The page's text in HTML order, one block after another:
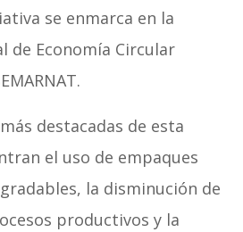
se enmarca en la
de Economía Circular
destacadas de esta
el uso de empaques
la disminución de
productivos y la